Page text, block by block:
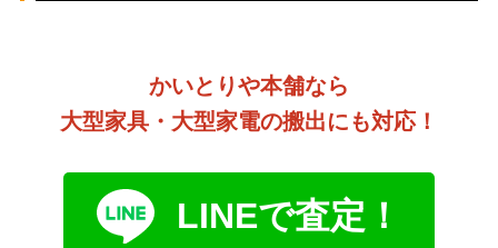
かいとりや本舗なら
大型家具・大型家電の搬出にも対応！
LINEで査定！